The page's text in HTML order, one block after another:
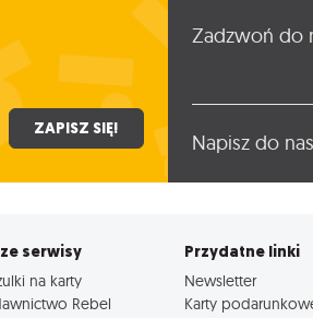
ZAPISZ SIĘ!
Zadzwoń do
Napisz do nas
serwisy
na karty
Rebel
Przydatne linki
Newsletter
Karty